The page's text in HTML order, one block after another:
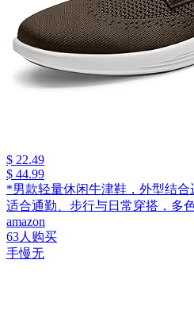
$ 22.49
$ 44.99
*男款轻量休闲牛津鞋，外型结合
适合通勤、步行与日常穿搭，多
amazon
63人购买
手慢无